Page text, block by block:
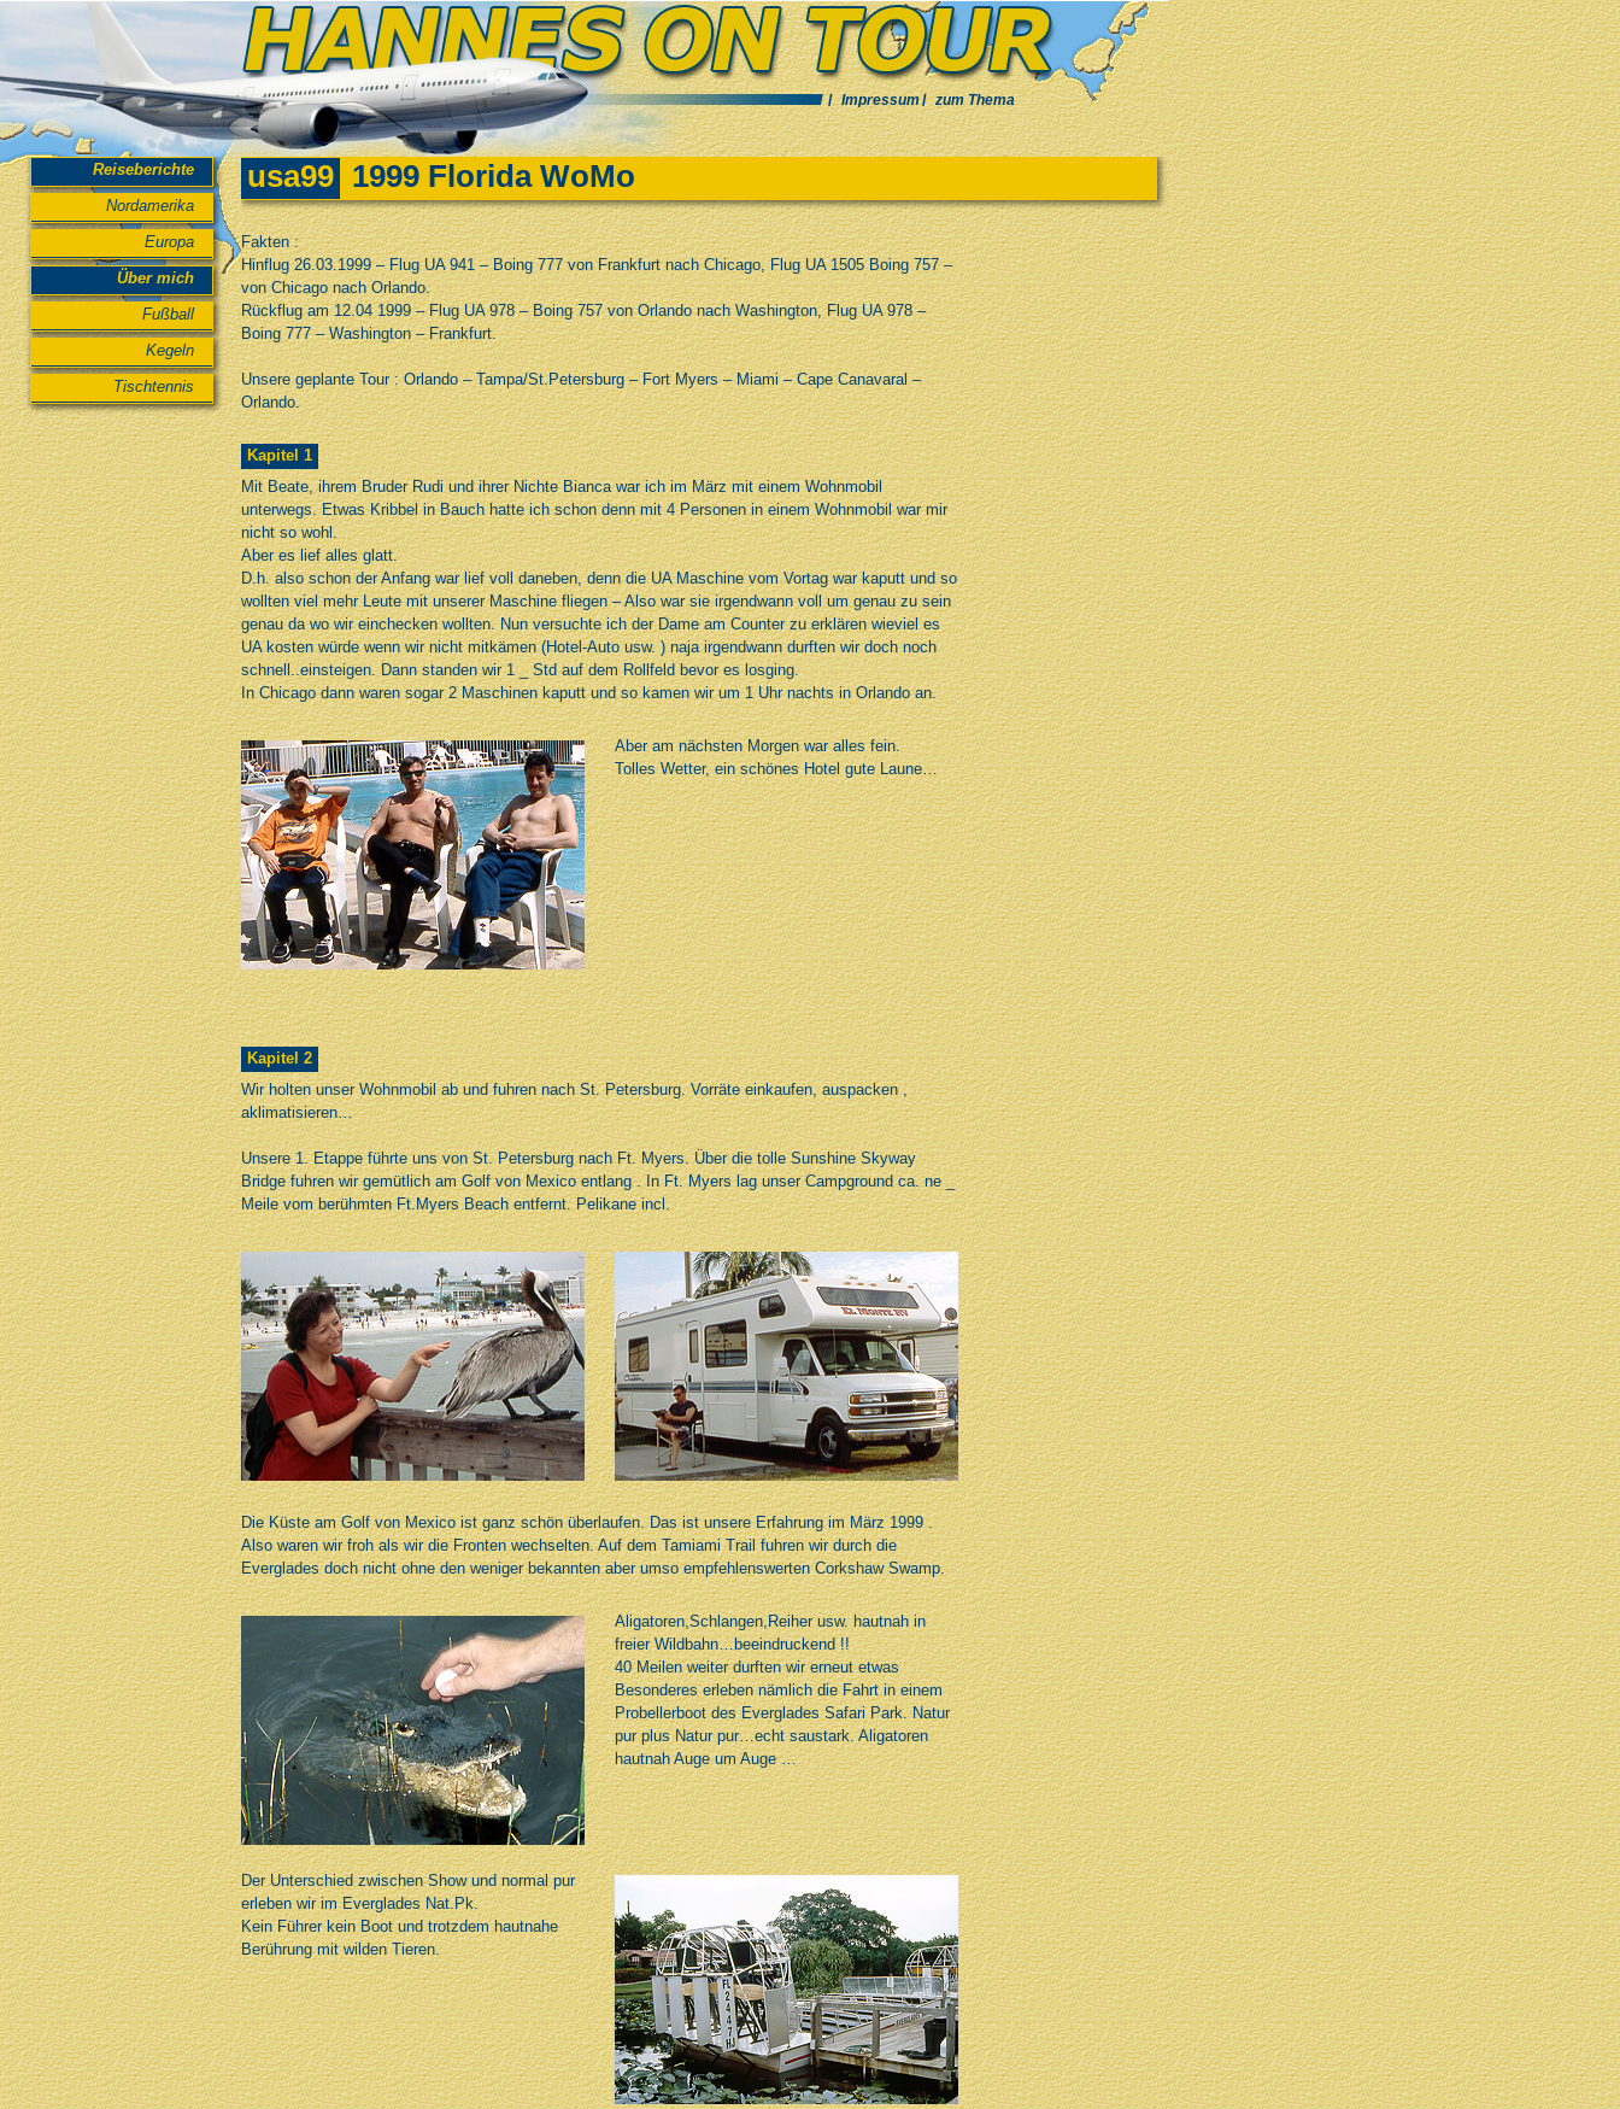
Impressum zum Thema
Reiseberichte
Nordamerika
Europa
Über mich
Fußball
Kegeln
Tischtennis
usa99 1999 Florida WoMo
Fakten :
Hinflug 26.03.1999 – Flug UA 941 – Boing 777 von Frankfurt nach Chicago, Flug UA 1505 Boing 757 –
von Chicago nach Orlando.
Rückflug am 12.04 1999 – Flug UA 978 – Boing 757 von Orlando nach Washington, Flug UA 978 –
Boing 777 – Washington – Frankfurt.
Unsere geplante Tour : Orlando – Tampa/St.Petersburg – Fort Myers – Miami – Cape Canavaral –
Orlando.
Kapitel 1
Mit Beate, ihrem Bruder Rudi und ihrer Nichte Bianca war ich im März mit einem Wohnmobil
unterwegs. Etwas Kribbel in Bauch hatte ich schon denn mit 4 Personen in einem Wohnmobil war mir
nicht so wohl.
Aber es lief alles glatt.
D.h. also schon der Anfang war lief voll daneben, denn die UA Maschine vom Vortag war kaputt und so
wollten viel mehr Leute mit unserer Maschine fliegen – Also war sie irgendwann voll um genau zu sein
genau da wo wir einchecken wollten. Nun versuchte ich der Dame am Counter zu erklären wieviel es
UA kosten würde wenn wir nicht mitkämen (Hotel-Auto usw. ) naja irgendwann durften wir doch noch
schnell..einsteigen. Dann standen wir 1 _ Std auf dem Rollfeld bevor es losging.
In Chicago dann waren sogar 2 Maschinen kaputt und so kamen wir um 1 Uhr nachts in Orlando an.
Aber am nächsten Morgen war alles fein.
Tolles Wetter, ein schönes Hotel gute Laune…
Kapitel 2
Wir holten unser Wohnmobil ab und fuhren nach St. Petersburg. Vorräte einkaufen, auspacken ,
aklimatisieren…
Unsere 1. Etappe führte uns von St. Petersburg nach Ft. Myers. Über die tolle Sunshine Skyway
Bridge fuhren wir gemütlich am Golf von Mexico entlang . In Ft. Myers lag unser Campground ca. ne _
Meile vom berühmten Ft.Myers Beach entfernt. Pelikane incl.
Die Küste am Golf von Mexico ist ganz schön überlaufen. Das ist unsere Erfahrung im März 1999 .
Also waren wir froh als wir die Fronten wechselten. Auf dem Tamiami Trail fuhren wir durch die
Everglades doch nicht ohne den weniger bekannten aber umso empfehlenswerten Corkshaw Swamp.
Aligatoren,Schlangen,Reiher usw. hautnah in
freier Wildbahn…beeindruckend !!
40 Meilen weiter durften wir erneut etwas
Besonderes erleben nämlich die Fahrt in einem
Probellerboot des Everglades Safari Park. Natur
pur plus Natur pur…echt saustark. Aligatoren
hautnah Auge um Auge …
Der Unterschied zwischen Show und normal pur
erleben wir im Everglades Nat.Pk.
Kein Führer kein Boot und trotzdem hautnahe
Berührung mit wilden Tieren.